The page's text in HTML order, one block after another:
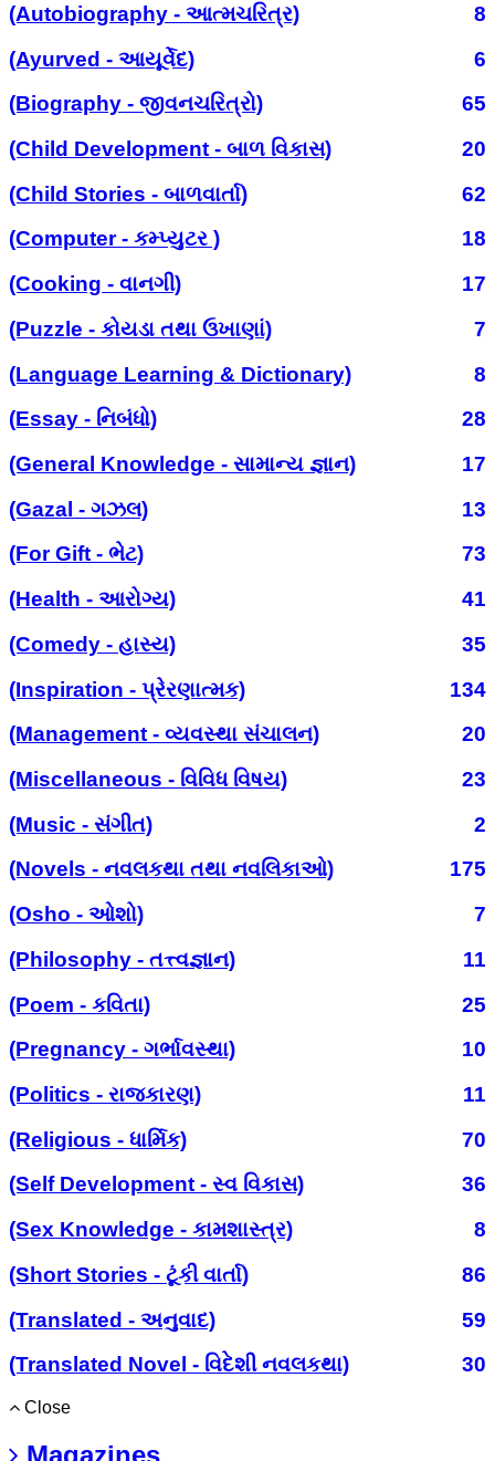
(Autobiography - આત્મચરિત્ર)
8
(Ayurved - આયૂર્વેદ)
6
(Biography - જીવનચરિત્રો)
65
(Child Development - બાળ વિકાસ)
20
(Child Stories - બાળવાર્તા)
62
(Computer - કમ્પ્યુટર )
18
(Cooking - વાનગી)
17
(Puzzle - કોયડા તથા ઉખાણાં)
7
(Language Learning & Dictionary)
8
(Essay - નિબંધો)
28
(General Knowledge - સામાન્ય જ્ઞાન)
17
(Gazal - ગઝલ)
13
(For Gift - ભેટ)
73
(Health - આરોગ્ય)
41
(Comedy - હાસ્ય)
35
(Inspiration - પ્રેરણાત્મક)
134
(Management - વ્યવસ્થા સંચાલન)
20
(Miscellaneous - વિવિધ વિષય)
23
(Music - સંગીત)
2
(Novels - નવલકથા તથા નવલિકાઓ)
175
(Osho - ઓશો)
7
(Philosophy - તત્ત્વજ્ઞાન)
11
(Poem - કવિતા)
25
(Pregnancy - ગર્ભાવસ્થા)
10
(Politics - રાજકારણ)
11
(Religious - ધાર્મિક)
70
(Self Development - સ્વ વિકાસ)
36
(Sex Knowledge - કામશાસ્ત્ર)
8
(Short Stories - ટૂંકી વાર્તા)
86
(Translated - અનુવાદ)
59
(Translated Novel - વિદેશી નવલકથા)
30
Close
Magazines